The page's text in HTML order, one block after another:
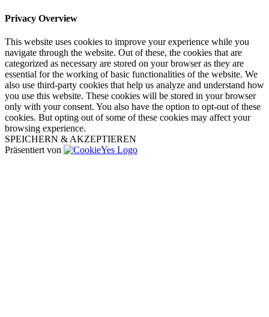
Privacy Overview
This website uses cookies to improve your experience while you
navigate through the website. Out of these, the cookies that are
categorized as necessary are stored on your browser as they are
essential for the working of basic functionalities of the website. We
also use third-party cookies that help us analyze and understand how
you use this website. These cookies will be stored in your browser
only with your consent. You also have the option to opt-out of these
cookies. But opting out of some of these cookies may affect your
browsing experience.
SPEICHERN & AKZEPTIEREN
Präsentiert von